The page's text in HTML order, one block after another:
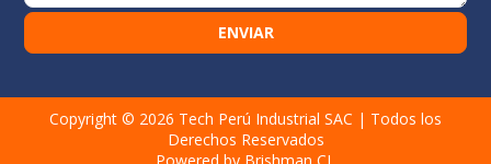
Copyright © 2026 Tech Perú Industrial SAC | Todos los
Derechos Reservados